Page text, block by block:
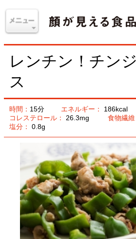
レンチン！チンジ
ス
時間：15分 エネルギー：186kcal
コレステロール：
26.3mg
塩分：0.8g
材料